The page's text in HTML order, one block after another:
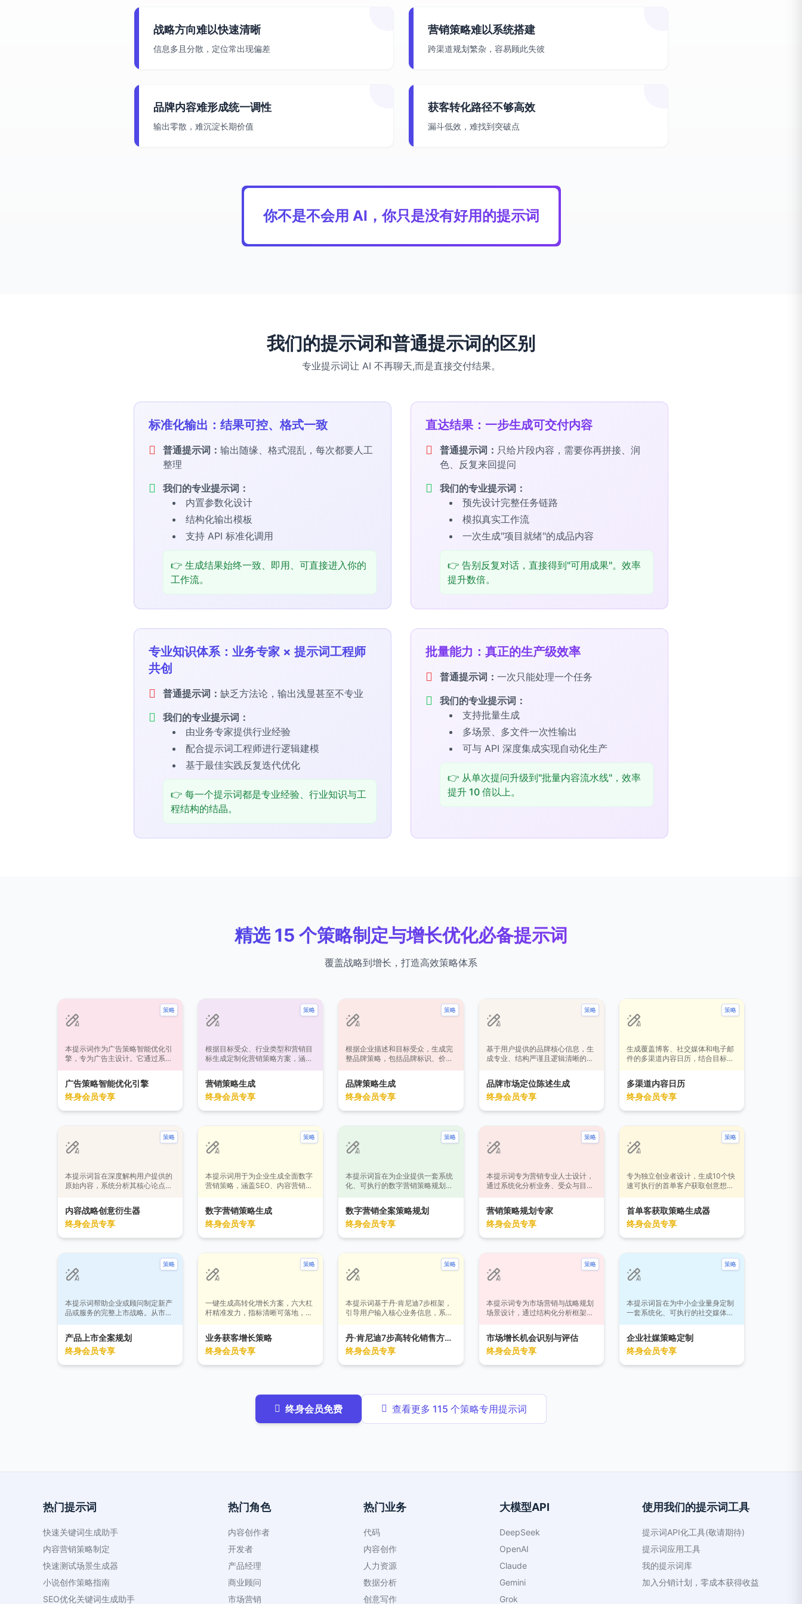
战略方向难以快速清晰
信息多且分散，定位常出现偏差
营销策略难以系统搭建
跨渠道规划繁杂，容易顾此失彼
品牌内容难形成统一调性
输出零散，难沉淀长期价值
获客转化路径不够高效
漏斗低效，难找到突破点
你不是不会用 AI，你只是没有好用的提示词
我们的提示词和普通提示词的区别
专业提示词让 AI 不再聊天,而是直接交付结果。
标准化输出：结果可控、格式一致
普通提示词： 输出随缘、格式混乱，每次都要人工
整理
我们的专业提示词：
内置参数化设计
结构化输出模板
支持 API 标准化调用
👉 生成结果始终一致、即用、可直接进入你的
工作流。
直达结果：一步生成可交付内容
普通提示词： 只给片段内容，需要你再拼接、润
色、反复来回提问
我们的专业提示词：
预先设计完整任务链路
模拟真实工作流
一次生成"项目就绪"的成品内容
👉 告别反复对话，直接得到"可用成果"。效率
提升数倍。
专业知识体系：业务专家 × 提示词工程师
共创
普通提示词： 缺乏方法论，输出浅显甚至不专业
我们的专业提示词：
由业务专家提供行业经验
配合提示词工程师进行逻辑建模
基于最佳实践反复迭代优化
👉 每一个提示词都是专业经验、行业知识与工
程结构的结晶。
批量能力：真正的生产级效率
普通提示词： 一次只能处理一个任务
我们的专业提示词：
支持批量生成
多场景、多文件一次性输出
可与 API 深度集成实现自动化生产
👉 从单次提问升级到"批量内容流水线"，效率
提升 10 倍以上。
精选 15 个策略制定与增长优化必备提示词
覆盖战略到增长，打造高效策略体系
本提示词作为广告策略智能优化引
擎，专为广告主设计。它通过系统
（如历史表现、预算、受众等），
运用数据科学方法，生成针对性、
可解释的投放优化建议，旨在提升
策略
广告策略智能优化引擎
终身会员专享
根据目标受众、行业类型和营销目
标生成定制化营销策略方案，涵盖
预算分配和执行时间表，帮助企业
优化资源、提升客户参与度，实现
可衡量的业务增长。
策略
营销策略生成
终身会员专享
根据企业描述和目标受众，生成完
整品牌策略，包括品牌标识、价值
保品牌个性鲜明、一致性强，并有
效提升品牌认知度与市场差异化。
策略
品牌策略生成
终身会员专享
基于用户提供的品牌核心信息，生
成专业、结构严谨且逻辑清晰的市
导，确保陈述内容精准反映品牌价
值、目标市场与竞争优势，适用于
商业计划、品牌战略文档或市场沟
策略
品牌市场定位陈述生成
终身会员专享
生成覆盖博客、社交媒体和电子邮
件的多渠道内容日历，结合目标受
提供可执行的主题、标题、格式、
发布时间和推广策略，助力提升品
牌影响力和用户参与度。
策略
多渠道内容日历
终身会员专享
本提示词旨在深度解构用户提供的
原始内容，系统分析其核心论点、
出3个具有战略价值、视角新颖且
可执行的全新内容创意及详细大
纲。适用于内容运营、营销策划及
策略
内容战略创意衍生器
终身会员专享
本提示词用于为企业生成全面数字
营销策略，涵盖SEO、内容营销、
策略可根据具体营销目标和目标受
众定制，提供详细执行计划与实施
路线图，确保可落地和高效执行。
策略
数字营销策略生成
终身会员专享
本提示词旨在为企业提供一套系统
化、可执行的数字营销策略规划服
息，通过严谨的市场分析、策略制
定、执行规划与效果预测流程，输
出覆盖市场洞察、渠道组合、预算
力营销人员制定数据驱动的决策，
提升营销活动的精准度与投资回报
率。
策略
数字营销全案策略规划
终身会员专享
本提示词专为营销专业人士设计，
通过系统化分析业务、受众与目
架、执行方案及效果评估的完整营
销策略规划。适用于新品上市、品
牌重塑、促销活动、数字营销转型
策略
营销策略规划专家
终身会员专享
专为独立创业者设计，生成10个快
速可执行的首单客户获取创意想
和付费方式，帮助用户在几天内实
现首批付费客户突破。
策略
首单客获取策略生成器
终身会员专享
本提示词帮助企业或顾问制定新产
品或服务的完整上市战略。从市场
行，提供系统化步骤与关键节点规
划，覆盖发布前、中、后全周期。
输出包含风险评估与执行摘要，确
策略
产品上市全案规划
终身会员专享
一键生成高转化增长方案，六大杠
杆精准发力，指标清晰可落地，业
策略
业务获客增长策略
终身会员专享
本提示词基于丹·肯尼迪7步框架，
引导用户输入核心业务信息，系统
力的销售方案。它专为营销策划、
产品经理及创业者设计，通过结构
化步骤深入挖掘客户痛点、呈现产
策略
丹·肯尼迪7步高转化销售方案策划
终身会员专享
本提示词专为市场营销与战略规划
场景设计，通过结构化分析框架，
识别、评估并排序增长机会。它结
合市场规模、竞争格局、用户需求
与企业能力等多维度，输出包含市
制定等多种商业分析需求。
策略
市场增长机会识别与评估
终身会员专享
本提示词旨在为中小企业量身定制
一套系统化、可执行的社交媒体营
AI将生成涵盖平台选择、内容规
划、互动策略、数据分析与优化等
关键环节的详细方案，帮助企业提
策略
企业社媒策略定制
终身会员专享
终身会员免费 查看更多 115 个策略专用提示词
热门提示词
快速关键词生成助手
内容营销策略制定
快速测试场景生成器
小说创作策略指南
SEO优化关键词生成助手
热门角色
内容创作者
开发者
产品经理
商业顾问
市场营销
热门业务
代码
内容创作
人力资源
数据分析
创意写作
大模型API
DeepSeek
OpenAI
Claude
Gemini
Grok
使用我们的提示词工具
提示词API化工具(敬请期待)
提示词应用工具
我的提示词库
加入分销计划，零成本获得收益